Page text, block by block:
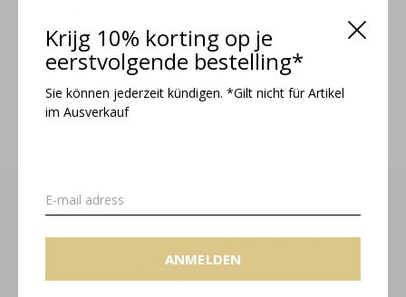
Krijg 10% korting op je
eerstvolgende bestelling*
Sie können jederzeit kündigen. *Gilt nicht für Artikel
im Ausverkauf
ANMELDEN
Sterling Silber - 2510
€37,95
Inkl. MwSt.
Gesehen 3 der 3 Produkte
Melden Sie sich für unseren
Newsletter an